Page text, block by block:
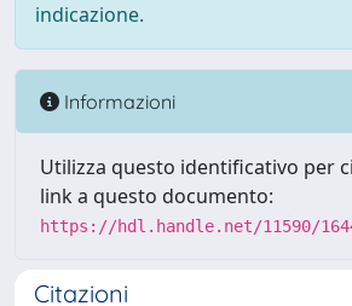
indicazione.
Informazioni
Utilizza questo identificativo per
link a questo documento:
https://hdl.handle.net/11590/
Citazioni